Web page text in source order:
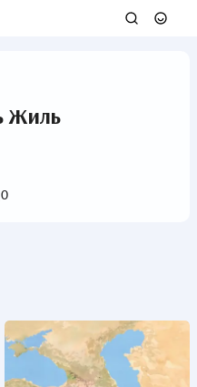
Жиль
0